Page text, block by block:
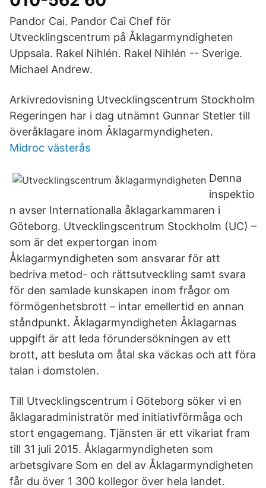
Pandor Cai. Pandor Cai Chef för
Utvecklingscentrum på Åklagarmyndigheten
Uppsala. Rakel Nihlén. Rakel Nihlén -- Sverige.
Michael Andrew.
Arkivredovisning Utvecklingscentrum Stockholm
Regeringen har i dag utnämnt Gunnar Stetler till
överåklagare inom Åklagarmyndigheten.
Midroc västerås
Denna
inspektio
n avser Internationalla åklagarkammaren i
Göteborg. Utvecklingscentrum Stockholm (UC) –
som är det expertorgan inom
Åklagarmyndigheten som ansvarar för att
bedriva metod- och rättsutveckling samt svara
för den samlade kunskapen inom frågor om
förmögenhetsbrott – intar emellertid en annan
ståndpunkt. Åklagarmyndigheten Åklagarnas
uppgift är att leda förundersökningen av ett
brott, att besluta om åtal ska väckas och att föra
talan i domstolen.
Till Utvecklingscentrum i Göteborg söker vi en
åklagaradministratör med initiativförmåga och
stort engagemang. Tjänsten är ett vikariat fram
till 31 juli 2015. Åklagarmyndigheten som
arbetsgivare Som en del av Åklagarmyndigheten
får du över 1 300 kollegor över hela landet.